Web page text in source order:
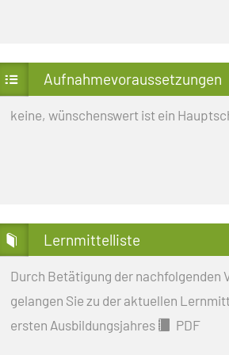
Aufnahmevoraussetzungen
keine, wünschenswert ist ein
Lernmittelliste
Durch Betätigung der nachfolgenden
gelangen Sie zu der aktuellen
ersten Ausbildungsjahres
PDF